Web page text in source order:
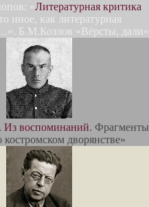
«Литературная критика
иное, как литературная
Б.М.Козлов «Вёрсты, дали»
воспоминаний. Фрагменты
костромском дворянстве»